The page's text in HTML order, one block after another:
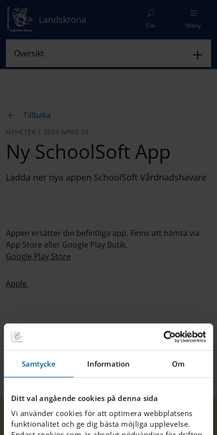
Samtycke Information Om
Ditt val angående cookies på denna sida
Vi använder cookies för att optimera webbplatsens
funktionalitet och ge dig bästa möjliga upplevelse.
Landskrona
Sök Meny
Tillbaka
NYHETER | 2024 APRIL 29
Ny SchoolSoft App
Ladda ner nya appen SchoolSoft Vårdnadshavare
Appen ersätter din befintliga app. Finns att hämta via
App Store eller Google Play Butik.
Google Play Store
Apple
Hem
Våra
skolor
Landskrona Nyheter
Ny
SchoolSoft
App